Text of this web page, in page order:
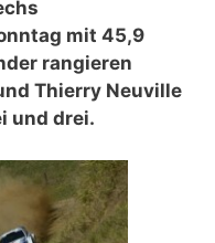
mit 45,9
rangieren
Thierry Neuville
und drei.